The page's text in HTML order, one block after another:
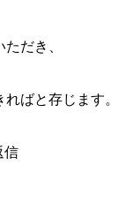
だき、
ばと存じます。
信